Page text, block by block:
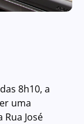
8h10, a
uma
José